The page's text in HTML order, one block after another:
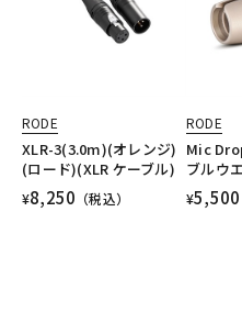
RODE
XLR-3(3.0m)(オレンジ)
(ロード)(XLR ケーブル)
¥8,250 （税込）
RODE
Mic
ブルウ
¥5,500